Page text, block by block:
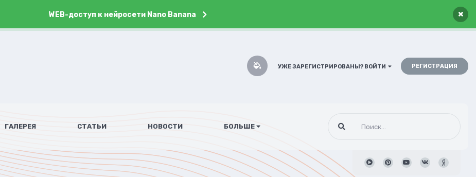
WEB-доступ к нейросети Nano Banana ×
УЖЕ ЗАРЕГИСТРИРОВАНЫ? ВОЙТИ РЕГИСТРАЦИЯ
ГАЛЕРЕЯ СТАТЬИ НОВОСТИ БОЛЬШЕ